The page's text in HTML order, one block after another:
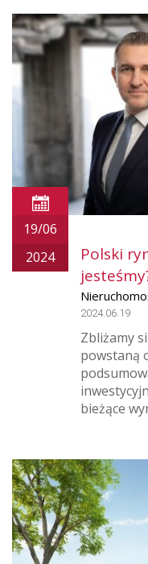
19/06
2024
Polski
2024.06.19
Zbliżamy
powstaną
bieżące